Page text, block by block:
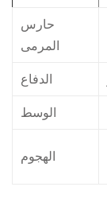
حارس
المرمى
الدفاع
الوسط
الهجوم